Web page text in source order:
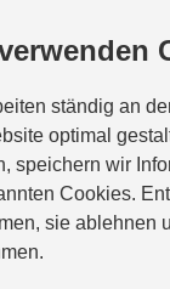
ständig an
optimal
speichern wir
Cookies.
sie ablehnen